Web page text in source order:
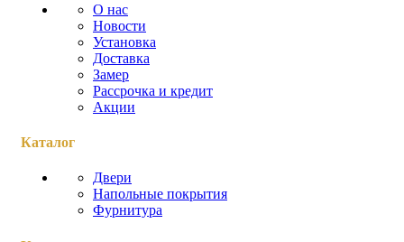
О нас
Новости
Установка
Доставка
Замер
Рассрочка и кредит
Акции
Каталог
Двери
Напольные покрытия
Фурнитура